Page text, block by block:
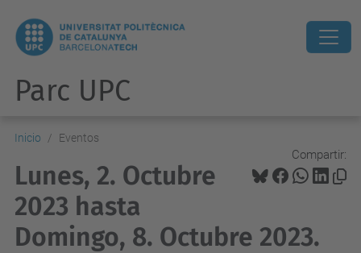
Parc UPC
Inicio Eventos
Compartir:
Lunes, 2. Octubre
2023 hasta
Domingo, 8. Octubre 2023.